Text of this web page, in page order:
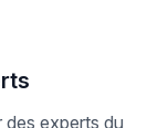
des experts du